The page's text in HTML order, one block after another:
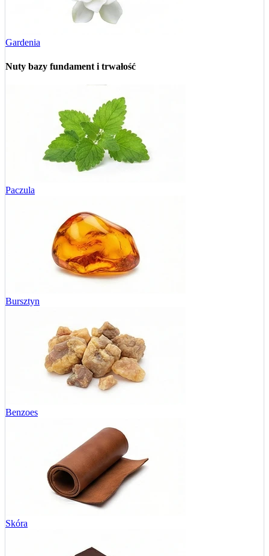
Gardenia
Nuty bazy fundament i trwałość
Paczula
Bursztyn
Benzoes
Skóra